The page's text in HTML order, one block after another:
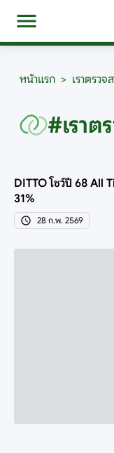
หน้าแรก > เราตรว
#เรา
DITTO โชว์ปี 68 All
31%
28 ก.พ. 2569